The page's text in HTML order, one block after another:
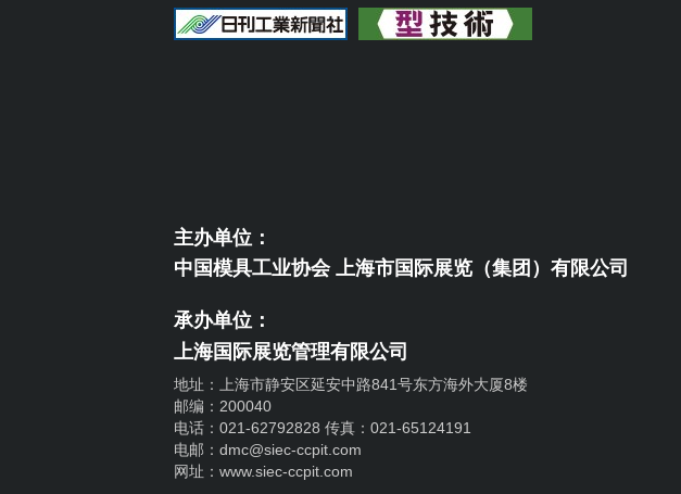
主办单位：
中国模具工业协会 上海市国际展览（集团）有限公司
承办单位：
上海国际展览管理有限公司
地址：上海市静安区延安中路841号东方海外大厦8楼
邮编：200040
电话：021-62792828 传真：021-65124191
电邮：dmc@siec-ccpit.com
网址：www.siec-ccpit.com